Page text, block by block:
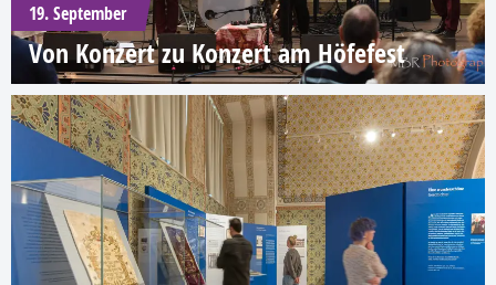
19. September
Von Konzert zu Konzert am Höfefest